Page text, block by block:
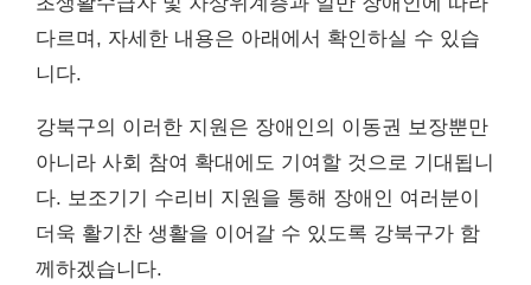
다르며, 자세한 내용은 아래에서 확인하실 수 있습
니다.
강북구의 이러한 지원은 장애인의 이동권 보장뿐만
아니라 사회 참여 확대에도 기여할 것으로 기대됩니
다. 보조기기 수리비 지원을 통해 장애인 여러분이
더욱 활기찬 생활을 이어갈 수 있도록 강북구가 함
께하겠습니다.